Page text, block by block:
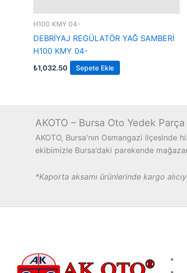
H100 KMY 04-
DEBRİYAJ REGÜLATÖR YAĞ SAMBERİ
H100 KMY 04-
₺1,032.50 Sepete Ekle
AKOTO – Bursa Oto Yedek Parça
AKOTO, Bursa'nın Osmangazi ilçesinde
ekibimizle Bursa’daki parekende
*Kaporta aksamı ürünlerinde kargo